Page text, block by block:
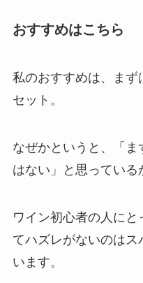
おすすめはこちら
私のおすすめは、ま
セット。
なぜかというと、「
はない」と思っている
ワイン初心者の人に
てハズレがないのは
います。